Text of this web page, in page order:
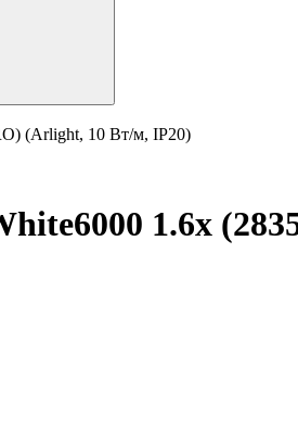
(Arlight, 10 Вт/м, IP20)
1.6x